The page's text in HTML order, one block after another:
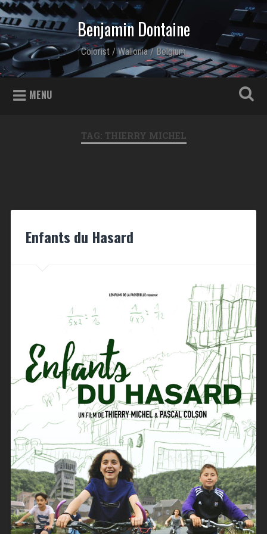
Skip to content
Search
Benjamin Dontaine
Colorist / Wallonia / Belgium
MENU
TAG: THIERRY MICHEL
Enfants du Hasard